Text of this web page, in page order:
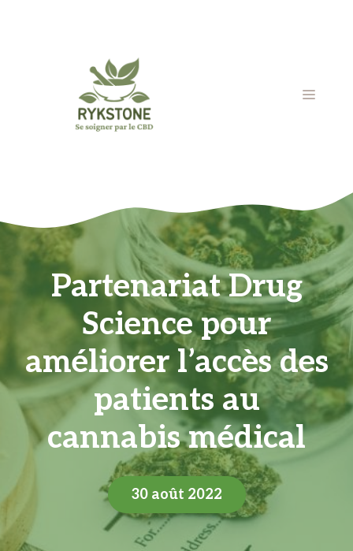
MENU
Partenariat Drug
Science pour
améliorer l’accès des
patients au
cannabis médical
30 août 2022